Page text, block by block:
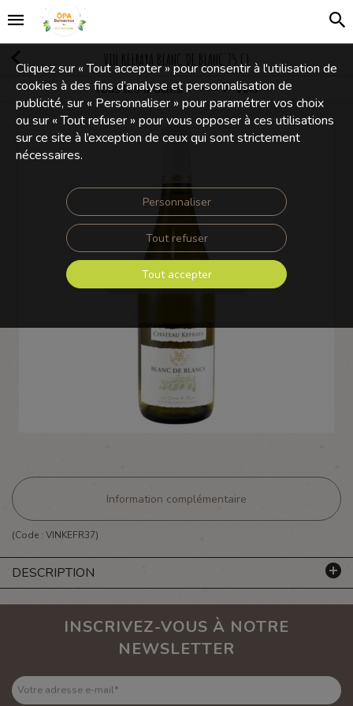
VIN KEFRAYA BLANC DE BLANC 75 CL
Tous les articles
Boissons Alcoolisées
Vins
Touchez pour zoomer
Information complémentaire
(Code : VINKEFR37)
DESCRIPTION
Cliquez sur « Tout accepter » pour consentir à l'utilisation de
cookies à des fins d’analyse et personnalisation de
publicité, sur « Personnaliser » pour paramétrer vos choix
ou sur « Tout refuser » pour vous opposer à ces utilisations
sur ce site à l’exception de ceux qui sont strictement
nécessaires.
Personnaliser
Tout refuser
Tout accepter
INSCRIVEZ-VOUS À NOTRE
NEWSLETTER
Votre adresse e-mail*